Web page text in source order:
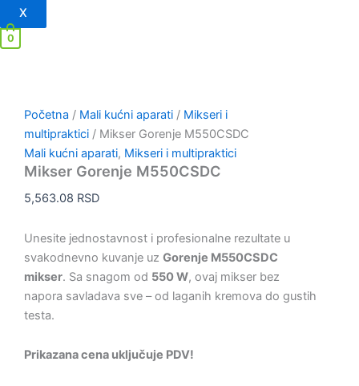
X
0
Početna / Mali kućni aparati / Mikseri i
multipraktici / Mikser Gorenje M550CSDC
Mali kućni aparati, Mikseri i multipraktici
Mikser Gorenje M550CSDC
5,563.08 RSD
Unesite jednostavnost i profesionalne rezultate u
svakodnevno kuvanje uz Gorenje M550CSDC
mikser. Sa snagom od 550 W, ovaj mikser bez
napora savladava sve – od laganih kremova do gustih
testa.
Prikazana cena uključuje PDV!